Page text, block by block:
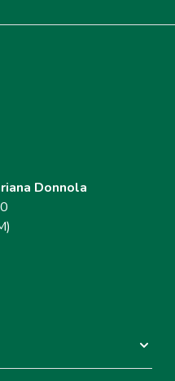
Donnola